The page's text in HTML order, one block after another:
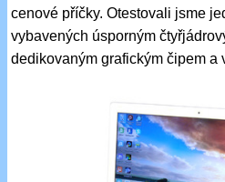
cenové příčky. Otestovali jsme
vybavených úsporným
dedikovaným grafickým čipem a